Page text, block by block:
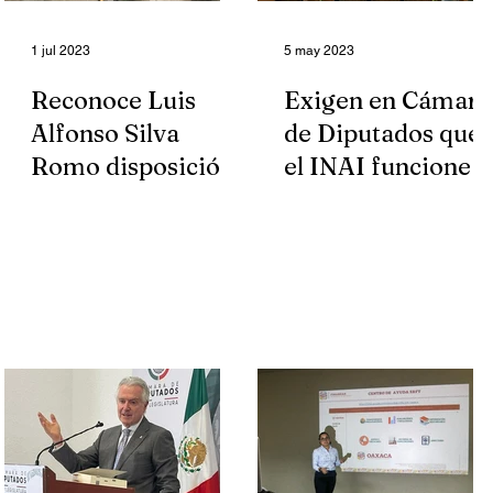
Reconoce Luis
Alfonso Silva
Romo disposición
1 jul 2023
Exigen en Cámara
de Diputados que
el INAI funcione
5 may 2023